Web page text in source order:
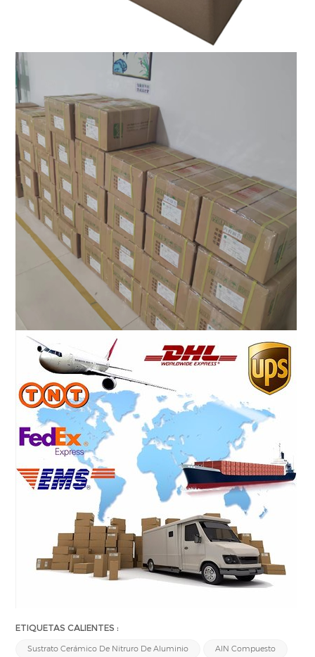
ETIQUETAS CALIENTES :
Sustrato Cerámico De Nitruro De Aluminio AlN Compuesto